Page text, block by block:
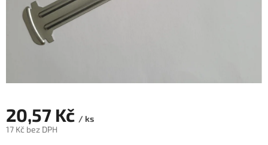
20,57 Kč / ks
17 Kč bez DPH